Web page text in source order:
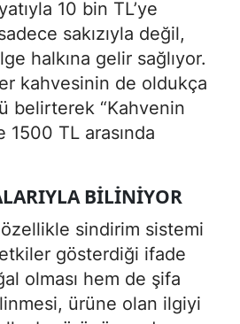
10 bin TL’ye
sakızıyla değil,
halkına gelir sağlıyor.
kahvesinin de oldukça
belirterek “Kahvenin
1500 TL arasında
BILINIYOR
özellikle sindirim sistemi
gösterdiği ifade
olması hem de şifa
ürüne olan ilgiyi